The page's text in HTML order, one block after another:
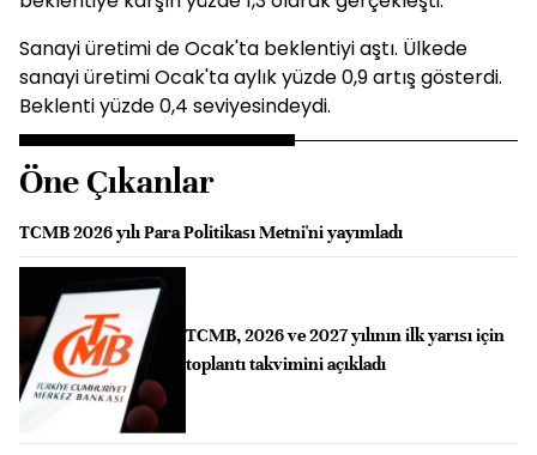
Sanayi üretimi de Ocak'ta beklentiyi aştı. Ülkede
sanayi üretimi Ocak'ta aylık yüzde 0,9 artış gösterdi.
Beklenti yüzde 0,4 seviyesindeydi.
Öne Çıkanlar
TCMB 2026 yılı Para Politikası Metni'ni yayımladı
TCMB, 2026 ve 2027 yılının ilk yarısı için
toplantı takvimini açıkladı